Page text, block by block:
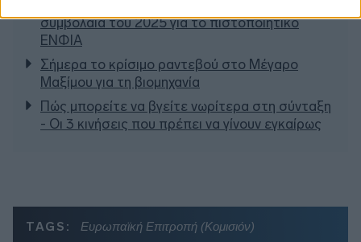
συμβόλαια του 2025 για το πιστοποιητικό
ΕΝΦΙΑ
Σήμερα το κρίσιμο ραντεβού στο Μέγαρο
Μαξίμου για τη βιομηχανία
Πώς μπορείτε να βγείτε νωρίτερα στη σύνταξη
- Οι 3 κινήσεις που πρέπει να γίνουν εγκαίρως
TAGS: Ευρωπαϊκή Επιτροπή (Κομισιόν)